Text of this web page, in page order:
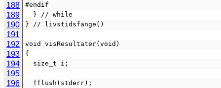
188 #endif
189
  } // while
190 } // livstidsfange()
191
192
void visResultater(void)
193 {
194
  size_t i;
195
196
  fflush(stderr);